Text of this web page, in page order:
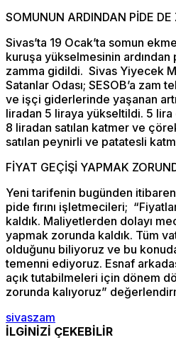
SOMUNUN ARDINDAN PİDE
Sivas’ta 19 Ocak’ta somun
kuruşa yükselmesinin ardından
zamma gidildi. Sivas Yiyecek
Satanlar Odası; SESOB’a zam
ve işçi giderlerinde yaşanan
liradan 5 liraya yükseltildi. 5
8 liradan satılan katmer ve
satılan peynirli ve patatesli
FİYAT GEÇİŞİ YAPMAK
Yeni tarifenin bugünden
pide fırını işletmecileri;
kaldık. Maliyetlerden dolayı
yapmak zorunda kaldık. Tüm
olduğunu biliyoruz ve bu konuda
temenni ediyoruz. Esnaf
açık tutabilmeleri için dönem
zorunda kalıyoruz”
sivaszam
İLGİNİZİ ÇEKEBİLİR